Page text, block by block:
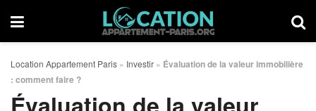
Location Appartement Paris » Investir » Évaluation de la valeur immobilière
: comment faire ?